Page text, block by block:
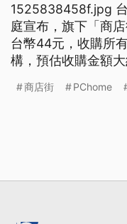
1525838458f.jpg
庭宣布，旗下「商
台幣44元，收購所
構，預估收購金額
將下櫃，是不是和
商店街 PChome